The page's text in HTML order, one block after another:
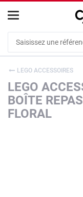
LEGO ACCESSOIRES
LEGO
BOÎTE
FLORAL
Cookies management